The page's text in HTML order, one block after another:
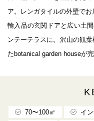
ア。レンガタイルの外壁でお
輸入品の玄関ドアと広い土
ンテーテラスに。沢山の観
たbotanical garden houseが完
70〜100㎡ イ